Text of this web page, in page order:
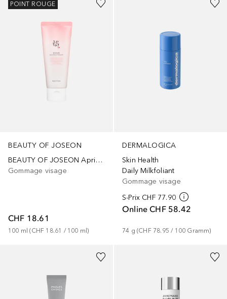
BEAUTY OF JOSEON
BEAUTY OF JOSEON Apricot Blossom Peeling Gel
Gommage visage
CHF 18.61
100 ml (CHF 18.61 / 100 ml)
POINT ROUGE
DERMALOGICA
Skin Health
Daily Milkfoliant
Gommage visage
S-Prix CHF 77.90
Online CHF 58.42
74 g (CHF 78.95 / 100 Gramm)